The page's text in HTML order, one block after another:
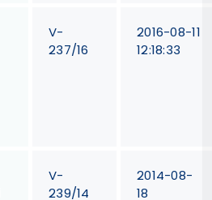
V-
237/16
2016-08-11
12:18:33
V-
239/14
2014-08-
18